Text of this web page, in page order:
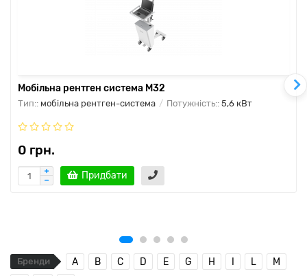
Мобільна рентген система М32
Тип:: мобільна рентген-система Потужність:: 5,6 кВт
0 грн.
Придбати
Бренди A B C D E G H I L
M